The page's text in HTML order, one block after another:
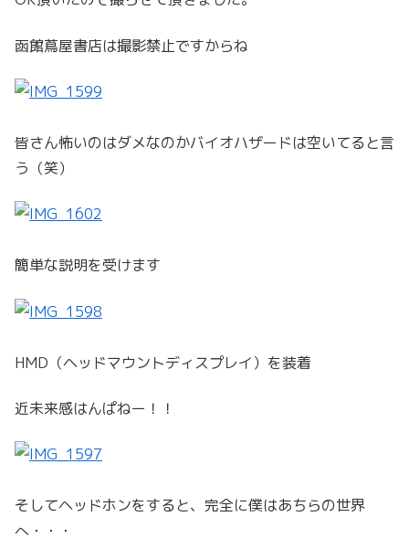
函館蔦屋書店は撮影禁止ですからね
皆さん怖いのはダメなのかバイオハザードは空いてると言
う（笑）
簡単な説明を受けます
HMD（ヘッドマウントディスプレイ）を装着
近未来感はんぱねー！！
そしてヘッドホンをすると、完全に僕はあちらの世界
へ・・・